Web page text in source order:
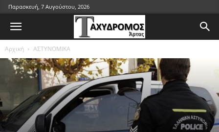
Παρασκευή, 7 Αυγούστου, 2026
Αρχική ΑΣΤΥΝΟΜΙΚΑ